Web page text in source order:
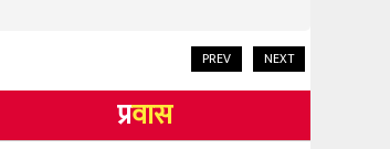
PREV NEXT
प्रवास